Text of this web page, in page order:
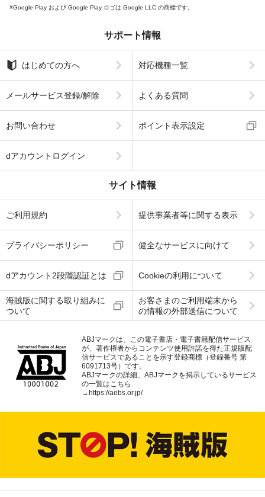
Google Play および Google Play ロゴは Google LLC の商標です。
サポート情報
はじめての方へ 対応機種一覧
メールサービス登録/解除 よくある質問
お問い合わせ ポイント表示設定
dアカウントログイン
サイト情報
ご利用規約 提供事業者等に関する表示
プライバシーポリシー 健全なサービスに向けて
dアカウント2段階認証とは Cookieの利用について
海賊版に関する取り組みに
ついて
お客さまのご利用端末から
の情報の外部送信について
ABJマークは、この電子書店・電子書籍配信サービス
が、著作権者からコンテンツ使用許諾を得た正規版配
信サービスであることを示す登録商標（登録番号 第
6091713号）です。
ABJマークの詳細、ABJマークを掲示しているサービス
の一覧はこちら
→https://aebs.or.jp/